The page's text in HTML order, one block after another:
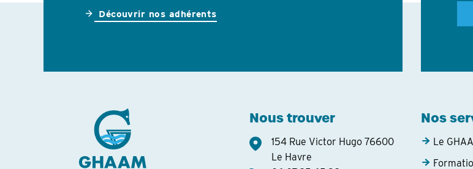
Découvrir nos adhérents
Nous trouver
154 Rue Victor Hugo 76600
Le Havre
Nos
Le